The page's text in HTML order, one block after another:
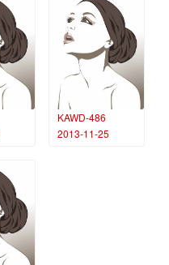
KAWD-486
2013-11-25